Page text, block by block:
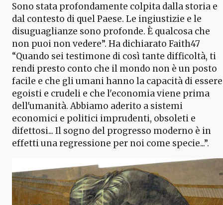
Sono stata profondamente colpita dalla storia e
dal contesto di quel Paese. Le ingiustizie e le
disuguaglianze sono profonde. È qualcosa che
non puoi non vedere”. Ha dichiarato Faith47
“Quando sei testimone di così tante difficoltà, ti
rendi presto conto che il mondo non è un posto
facile e che gli umani hanno la capacità di essere
egoisti e crudeli e che l'economia viene prima
dell'umanità. Abbiamo aderito a sistemi
economici e politici imprudenti, obsoleti e
difettosi... Il sogno del progresso moderno è in
effetti una regressione per noi come specie...”.